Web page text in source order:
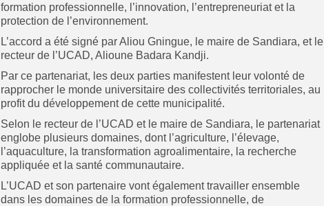
formation professionnelle, l’innovation, l’entrepreneuriat et la
protection de l’environnement.
L’accord a été signé par Aliou Gningue, le maire de Sandiara, et le
recteur de l’UCAD, Alioune Badara Kandji.
Par ce partenariat, les deux parties manifestent leur volonté de
rapprocher le monde universitaire des collectivités territoriales, au
profit du développement de cette municipalité.
Selon le recteur de l’UCAD et le maire de Sandiara, le partenariat
englobe plusieurs domaines, dont l’agriculture, l’élevage,
l’aquaculture, la transformation agroalimentaire, la recherche
appliquée et la santé communautaire.
L’UCAD et son partenaire vont également travailler ensemble
dans les domaines de la formation professionnelle, de